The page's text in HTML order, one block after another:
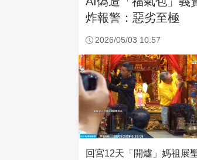
炸報警：惡劣至極
2026/05/03 10:57
回宮12天「開爐」媽祖展